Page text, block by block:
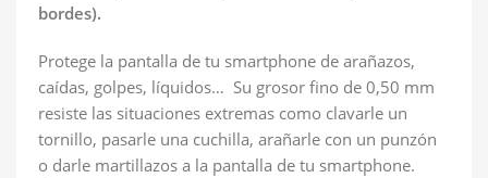
bordes).
Protege la pantalla de tu smartphone de arañazos,
caídas, golpes, líquidos… Su grosor fino de 0,50 mm
resiste las situaciones extremas como clavarle un
tornillo, pasarle una cuchilla, arañarle con un punzón
o darle martillazos a la pantalla de tu smartphone.